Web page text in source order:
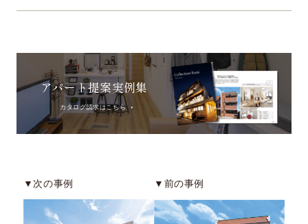
アパート提案実例集
カタログ請求はこちら
▼次の事例 ▼前の事例